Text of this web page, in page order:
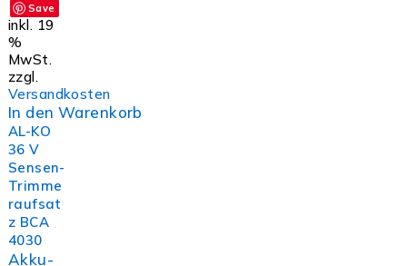
Save
inkl. 19
%
MwSt.
zzgl.
Versandkosten
In den Warenkorb
AL-KO
36 V
Sensen-
Trimme
raufsat
z BCA
4030
Akku-